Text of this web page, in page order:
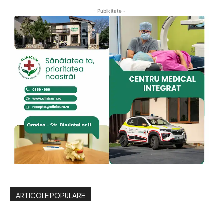
- Publicitate -
ARTICOLE POPULARE